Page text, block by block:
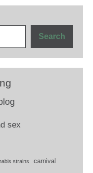
Search
sex
strains carnival